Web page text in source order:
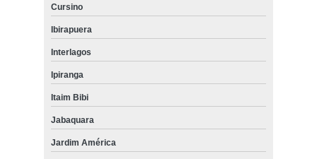
Cursino
Ibirapuera
Interlagos
Ipiranga
Itaim Bibi
Jabaquara
Jardim América